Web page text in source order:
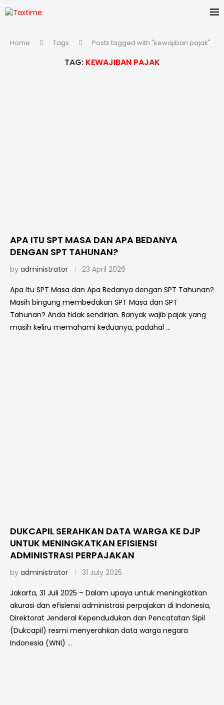
Home Tags Posts tagged with "kewajiban pajak"
TAG: KEWAJIBAN PAJAK
APA ITU SPT MASA DAN APA BEDANYA
DENGAN SPT TAHUNAN?
by administrator 23 April 2026
Apa Itu SPT Masa dan Apa Bedanya dengan SPT Tahunan?
Masih bingung membedakan SPT Masa dan SPT
Tahunan? Anda tidak sendirian. Banyak wajib pajak yang
masih keliru memahami keduanya, padahal …
DUKCAPIL SERAHKAN DATA WARGA KE DJP
UNTUK MENINGKATKAN EFISIENSI
ADMINISTRASI PERPAJAKAN
by administrator 31 July 2025
Jakarta, 31 Juli 2025 – Dalam upaya untuk meningkatkan
akurasi dan efisiensi administrasi perpajakan di Indonesia,
Direktorat Jenderal Kependudukan dan Pencatatan Sipil
(Dukcapil) resmi menyerahkan data warga negara
Indonesia (WNI) …